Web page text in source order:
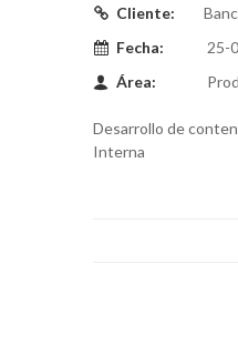
Cliente:
Fecha:
25-
Área:
Desarrollo de
Interna